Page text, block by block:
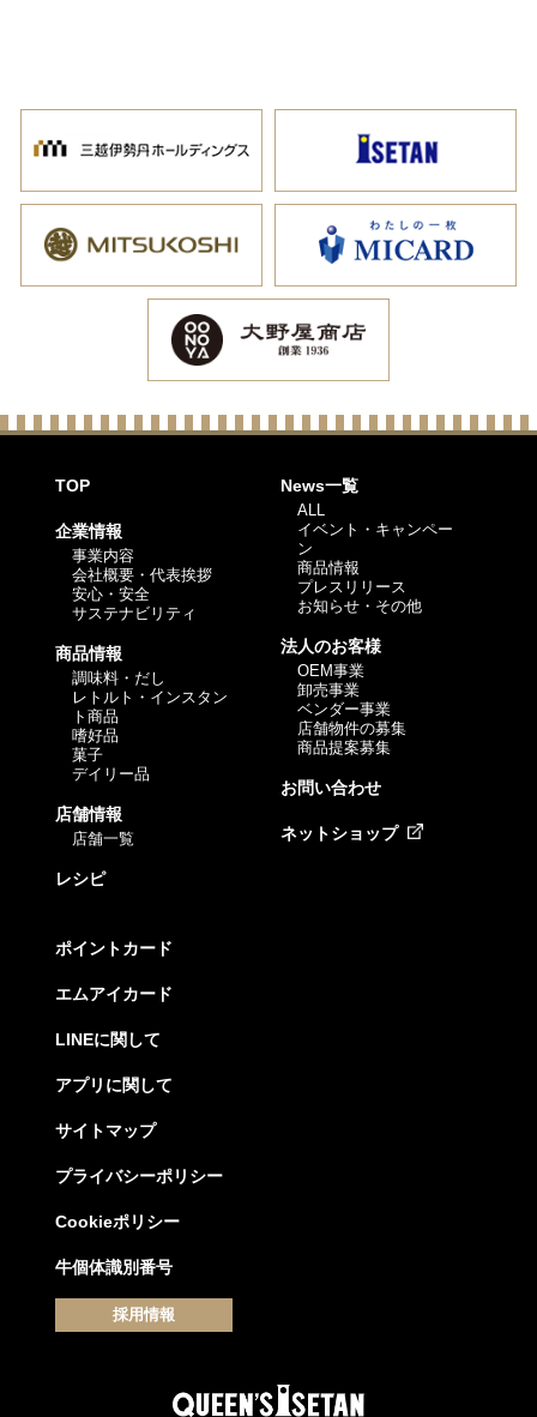
TOP
企業情報
事業内容
会社概要・代表挨拶
安心・安全
サステナビリティ
商品情報
調味料・だし
レトルト・インスタン
ト商品
嗜好品
菓子
デイリー品
店舗情報
店舗一覧
レシピ
News一覧
ALL
イベント・キャンペー
ン
商品情報
プレスリリース
お知らせ・その他
法人のお客様
OEM事業
卸売事業
ベンダー事業
店舗物件の募集
商品提案募集
お問い合わせ
ネットショップ
ポイントカード
エムアイカード
LINEに関して
アプリに関して
サイトマップ
プライバシーポリシー
Cookieポリシー
牛個体識別番号
採用情報